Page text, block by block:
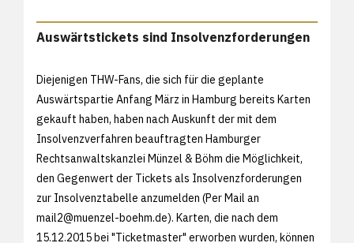
Auswärtstickets sind Insolvenzforderungen
Diejenigen THW-Fans, die sich für die geplante
Auswärtspartie Anfang März in Hamburg bereits Karten
gekauft haben, haben nach Auskunft der mit dem
Insolvenzverfahren beauftragten Hamburger
Rechtsanwaltskanzlei Münzel & Böhm die Möglichkeit,
den Gegenwert der Tickets als Insolvenzforderungen
zur Insolvenztabelle anzumelden (Per Mail an
mail2@muenzel-boehm.de). Karten, die nach dem
15.12.2015 bei "Ticketmaster" erworben wurden, können